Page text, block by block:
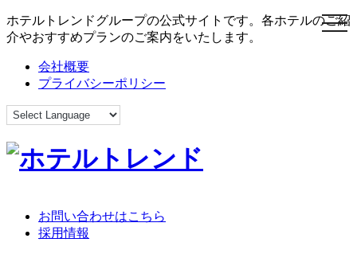
ホテルトレンドグループの公式サイトです。各ホテルのご紹
介やおすすめプランのご案内をいたします。
会社概要
プライバシーポリシー
お問い合わせはこちら
採用情報